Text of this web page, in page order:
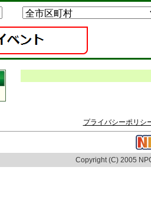
プライバシーポリシ
Copyright (C) 2005